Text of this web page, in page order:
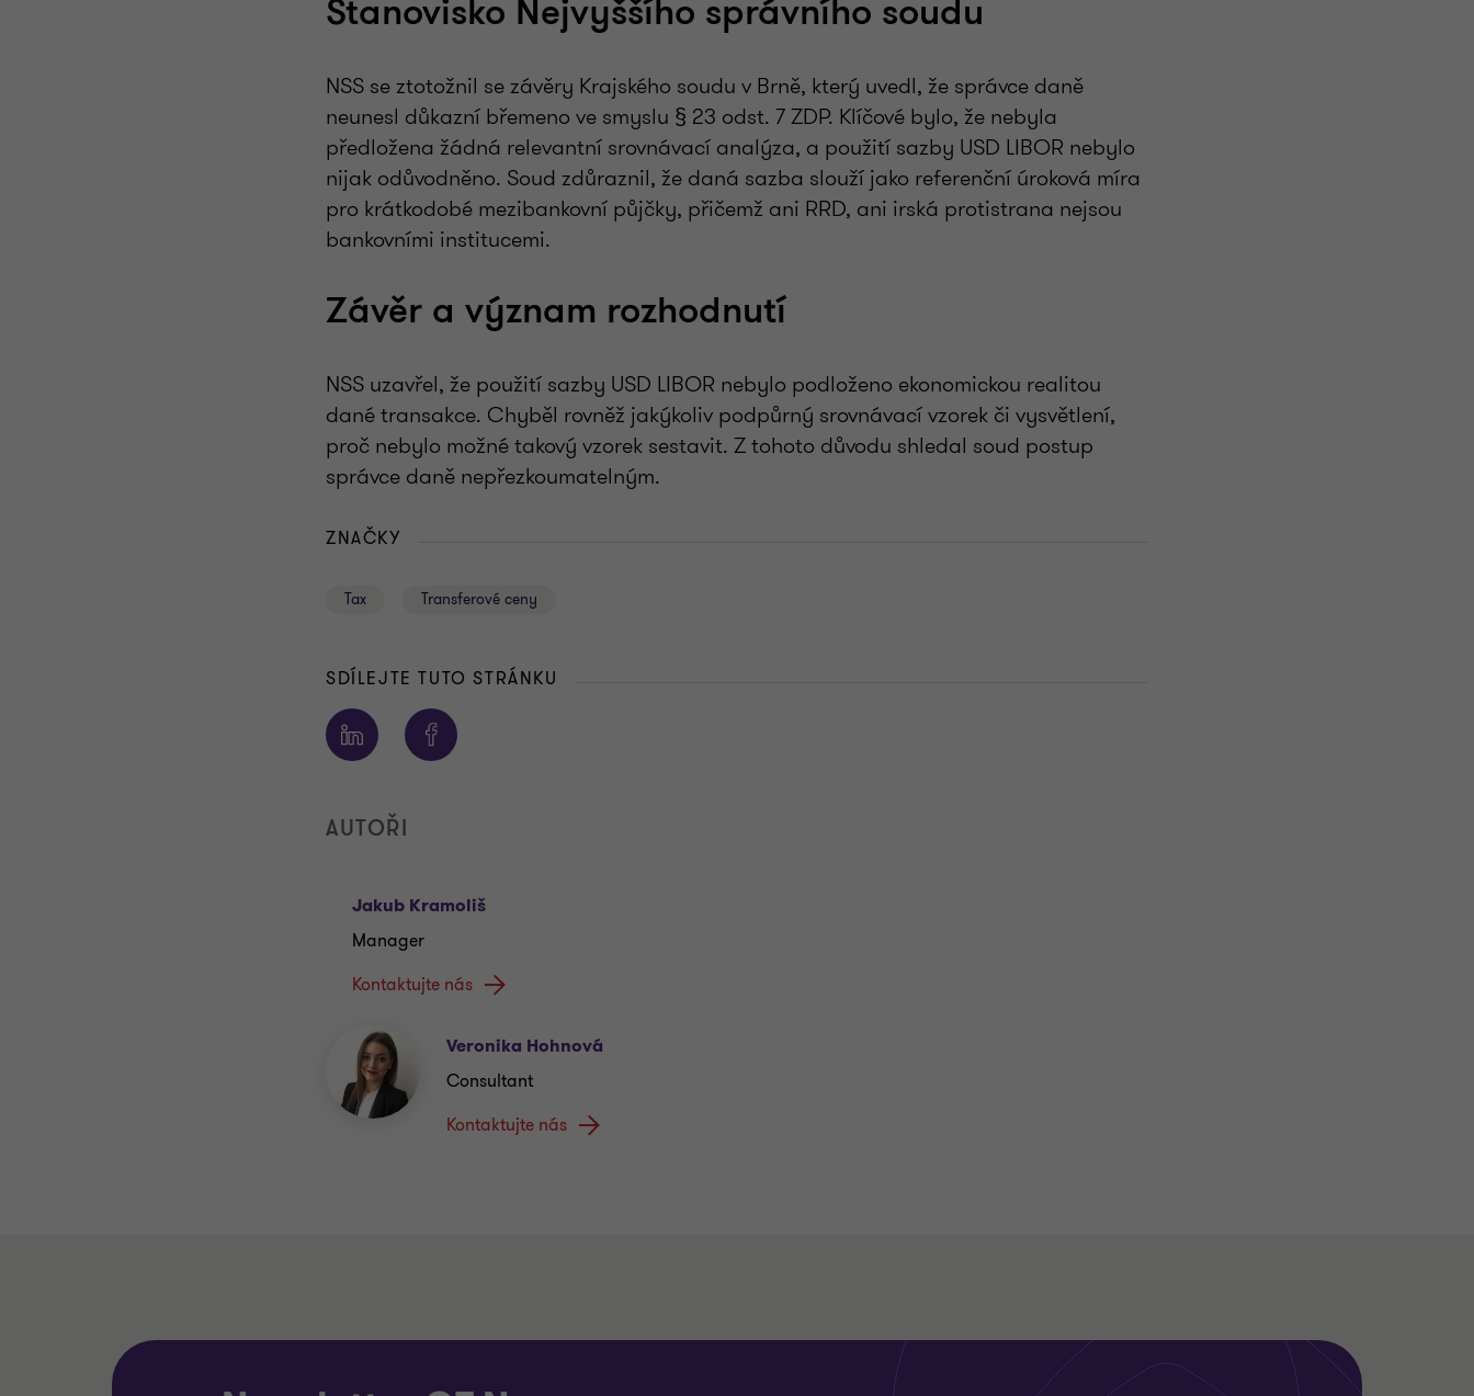
Stanovisko Nejvyššího správního soudu
NSS se ztotožnil se závěry Krajského soudu v Brně, který uvedl, že správce daně
neunesl důkazní břemeno ve smyslu § 23 odst. 7 ZDP. Klíčové bylo, že nebyla
předložena žádná relevantní srovnávací analýza, a použití sazby USD LIBOR nebylo
nijak odůvodněno. Soud zdůraznil, že daná sazba slouží jako referenční úroková míra
pro krátkodobé mezibankovní půjčky, přičemž ani RRD, ani irská protistrana nejsou
bankovními institucemi.
Závěr a význam rozhodnutí
NSS uzavřel, že použití sazby USD LIBOR nebylo podloženo ekonomickou realitou
dané transakce. Chyběl rovněž jakýkoliv podpůrný srovnávací vzorek či vysvětlení,
proč nebylo možné takový vzorek sestavit. Z tohoto důvodu shledal soud postup
správce daně nepřezkoumatelným.
ZNAČKY
Tax Transferové ceny
SDÍLEJTE TUTO STRÁNKU
AUTOŘI
Jakub Kramoliš
Manager
Kontaktujte nás
Veronika Hohnová
Consultant
Kontaktujte nás